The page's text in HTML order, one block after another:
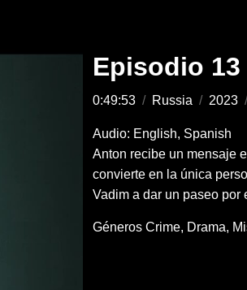
Episodio 13
0:49:53 / Russia / 2023
Audio: English, Spanish
Anton recibe un mensaje
convierte en la única
Vadim a dar un paseo por
Géneros Crime Drama